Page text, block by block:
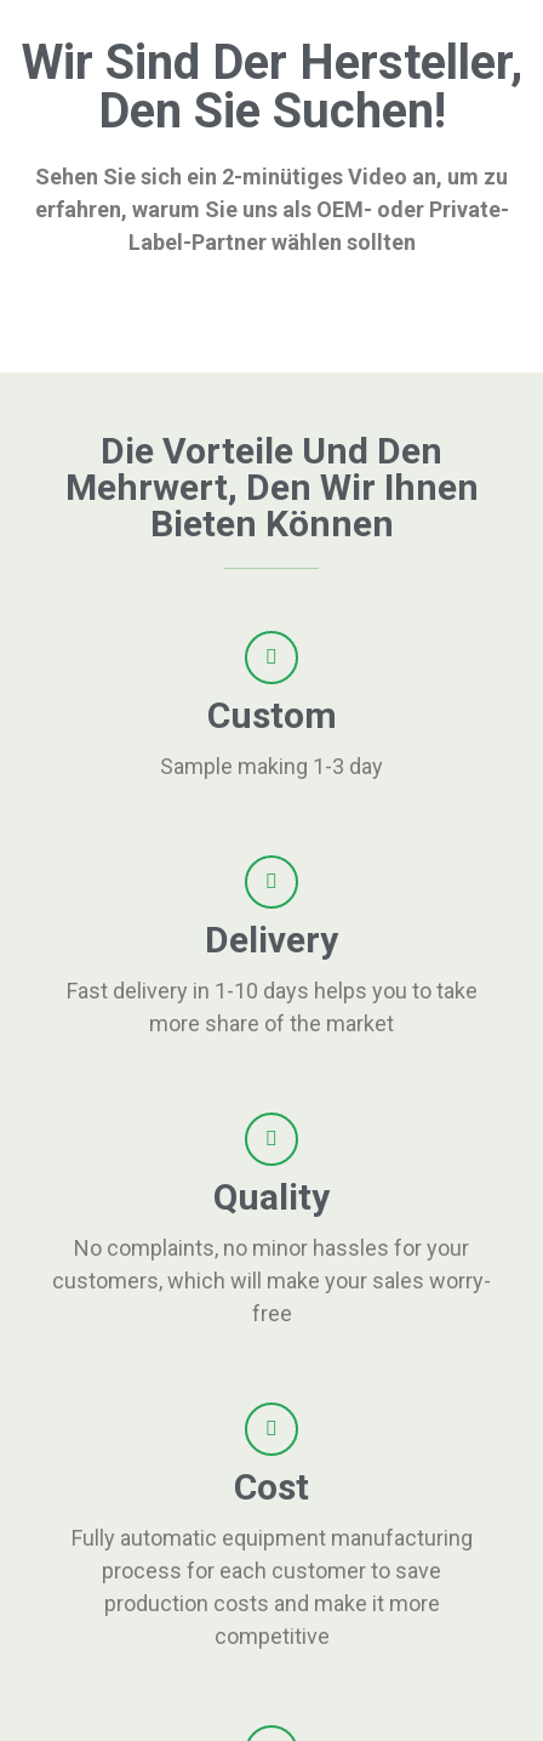
Wir Sind Der Hersteller,
Den Sie Suchen!
Sehen Sie sich ein 2-minütiges Video an, um zu
erfahren, warum Sie uns als OEM- oder Private-
Label-Partner wählen sollten
Die Vorteile Und Den
Mehrwert, Den Wir Ihnen
Bieten Können
Custom
Sample making 1-3 day
Delivery
Fast delivery in 1-10 days helps you to take
more share of the market
Quality
No complaints, no minor hassles for your
customers, which will make your sales worry-
free
Cost
Fully automatic equipment manufacturing
process for each customer to save
production costs and make it more
competitive